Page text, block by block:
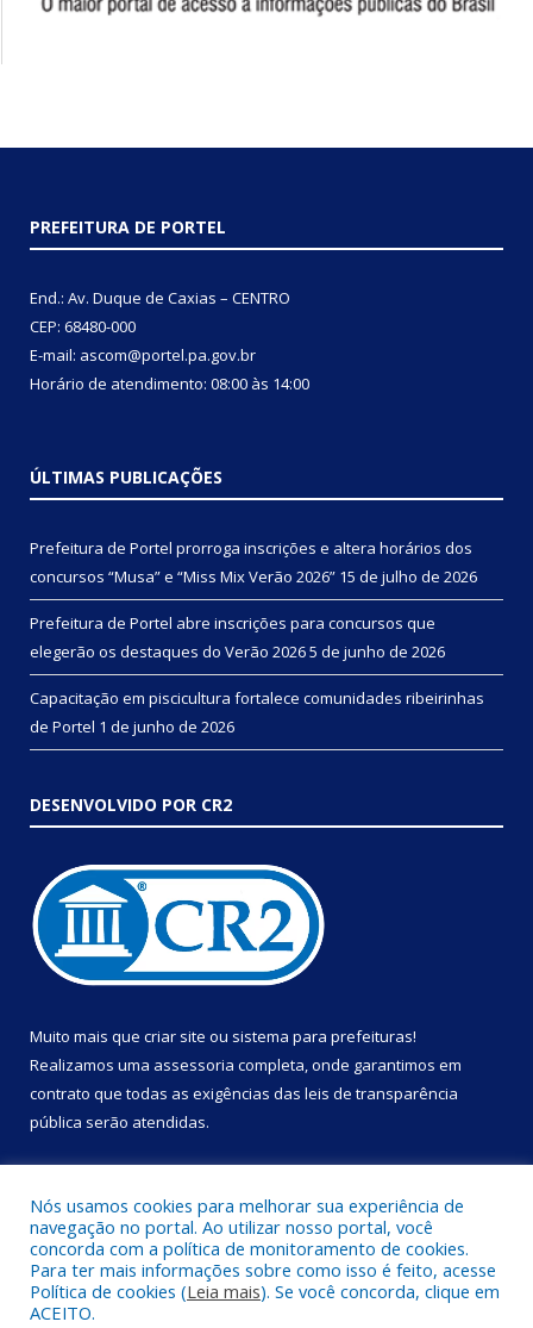
PREFEITURA DE PORTEL
End.: Av. Duque de Caxias – CENTRO
CEP: 68480-000
E-mail: ascom@portel.pa.gov.br
Horário de atendimento: 08:00 às 14:00
ÚLTIMAS PUBLICAÇÕES
Prefeitura de Portel prorroga inscrições e altera horários dos
concursos “Musa” e “Miss Mix Verão 2026” 15 de julho de 2026
Prefeitura de Portel abre inscrições para concursos que
elegerão os destaques do Verão 20265 de junho de 2026
Capacitação em piscicultura fortalece comunidades ribeirinhas
de Portel 1 de junho de 2026
DESENVOLVIDO POR CR2
Muito mais que criar site ou sistema para prefeituras!
Realizamos uma assessoria completa, onde garantimos em
contrato que todas as exigências das leis de transparência
pública serão atendidas.
Todos os direitos reservados a Prefeitura Municipal de Portel.
Nós usamos cookies para melhorar sua experiência de
navegação no portal. Ao utilizar nosso portal, você
concorda com a política de monitoramento de cookies.
Para ter mais informações sobre como isso é feito, acesse
Política de cookies (Leia mais). Se você concorda, clique em
ACEITO.